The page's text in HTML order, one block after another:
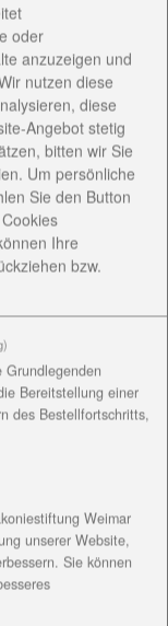
und
vertreten
gGmbH war
Lobensteiner
dem Markt, die
wollen die
Weihnachten
Ulrich
die
oder
anzuzeigen und
nutzen diese
diese
Angebot stetig
bitten wir Sie
Um persönliche
Sie den Button
Ihre
bzw.
Grundlegenden
Bereitstellung einer
des Bestellfortschritts,
Weimar
unserer Website,
Sie können